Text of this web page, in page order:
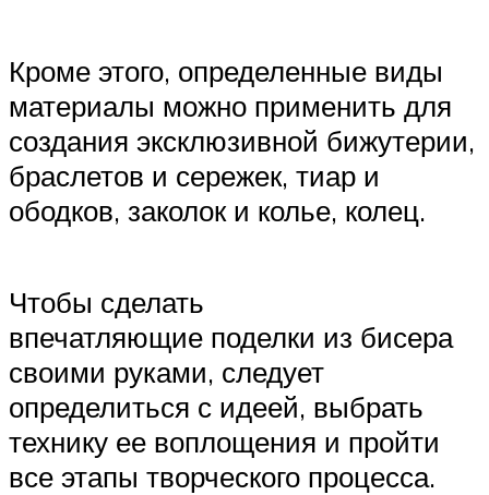
Кроме этого, определенные виды
материалы можно применить для
создания эксклюзивной бижутерии,
браслетов и сережек, тиар и
ободков, заколок и колье, колец.
Чтобы сделать
впечатляющие поделки из бисера
своими руками, следует
определиться с идеей, выбрать
технику ее воплощения и пройти
все этапы творческого процесса.